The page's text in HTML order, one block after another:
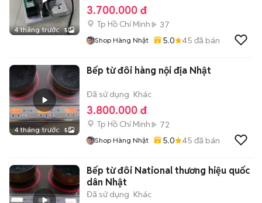
4 tháng trước 5
3.700.000 đ
Tp Hồ Chí Minh 37
Shop Hàng Nhật 5.0 45 đã bán
4 tháng trước 5
Bếp từ đôi hàng nội địa Nhật
Đã sử dụng Khác
3.800.000 đ
Tp Hồ Chí Minh 72
Shop Hàng Nhật 5.0 45 đã bán
Bếp từ đôi National thương hiệu quốc
dân Nhật
Đã sử dụng Khác